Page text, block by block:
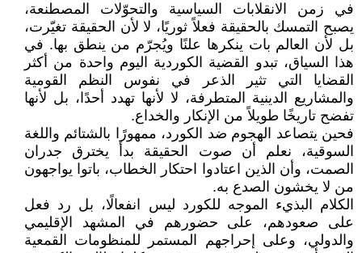
في زمن الانقلابات السياسية والتحوّلات المصطنعة،
يصبح التمسك بالحقيقة فعلاً ثوريًا، لا لأن الحقيقة تغيّرت،
بل لأن العالم بات ينكرها علنًا ويُجرّم من ينطق بها. في
هذا السياق، تبدو القضية الكوردية اليوم واحدة من أكثر
القضايا التي تثير الذعر في نفوس النظم القومية
والمشاريع الدينية المتطرفة، لا لأنها تهدد أحدًا، بل لأنها
تفضح تاريخًا طويلاً من الإنكار والخداع.
فحين يتصاعد الهجوم ضد الكورد، ممهورًا بالشتائم واللغة
السوقية، نعلم أن صوت الحقيقة بدأ يخترق جدران
الصمت، وأن الذين اعتادوا احتكار الخطاب، باتوا يواجهون
من لا يخشون الصدع به.
الكلام البذيء الموجه للكورد ليس انفعالًا، بل رد فعل
على صعودهم، على حضورهم في المشهد الإقليمي
والدولي، وعلى إحراجهم المستمر للمنظومات القمعية